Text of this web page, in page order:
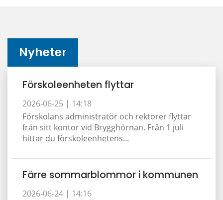
Nyheter
Förskoleenheten flyttar
2026-06-25 | 14:18
Förskolans administratör och rektorer flyttar
från sitt kontor vid Brygghörnan. Från 1 juli
hittar du förskoleenhetens...
Färre sommarblommor i kommunen
2026-06-24 | 14:16